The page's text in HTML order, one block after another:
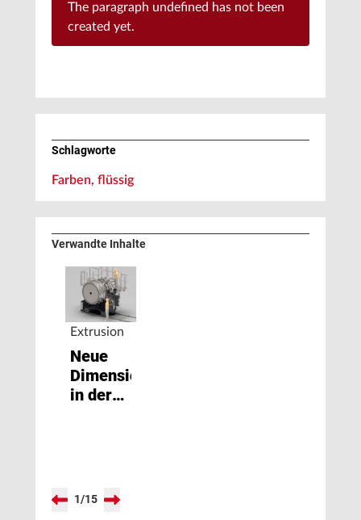
The paragraph undefined has not been
created yet.
Schlagworte
Farben, flüssig
Verwandte Inhalte
Extrusion
Neue
Dimensionen
in der
1/15